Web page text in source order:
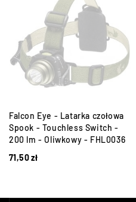
Falcon Eye - Latarka czołowa
Spook - Touchless Switch -
200 lm - Oliwkowy - FHL0036
71,50zł